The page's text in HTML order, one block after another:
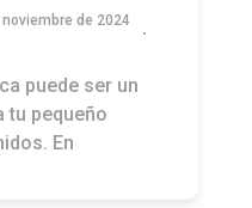
noviembre de 2024
puede ser un
tu pequeño
En